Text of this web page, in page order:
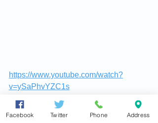
https://www.youtube.com/watch?
v=ySaPhvYZC1s
v=ySaPhvYZC1s
Facebook Twitter Phone Address